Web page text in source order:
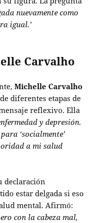
nuevamente como
igual.’
Carvalho
Michelle Carvalho
diferentes etapas de
reflexivo. Ella
y depresión.
‘socialmente’
a mi salud
declaración
estar delgada si eso
mental. Afirmó:
con la cabeza mal,